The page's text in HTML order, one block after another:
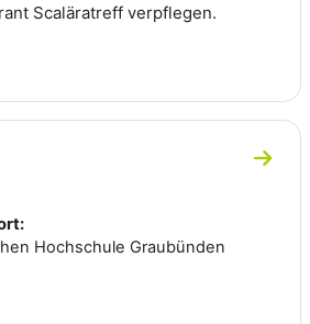
Scaläratreff verpflegen.
Zum
Hochschule Graubünden